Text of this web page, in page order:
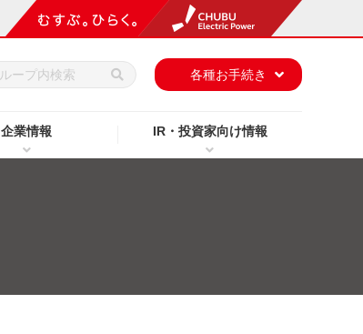
企業情報 IR・投資家向け情報
各種お手続き